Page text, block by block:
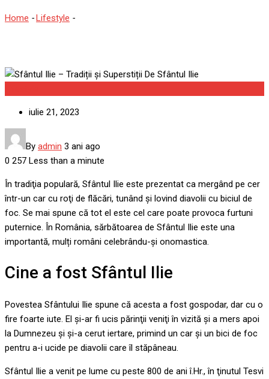
Home -Lifestyle -
iulie 21, 2023
By admin 3 ani ago
0 257 Less than a minute
În tradiţia populară, Sfântul Ilie este prezentat ca mergând pe cer
într-un car cu roţi de flăcări, tunând şi lovind diavolii cu biciul de
foc. Se mai spune că tot el este cel care poate provoca furtuni
puternice. În România, sărbătoarea de Sfântul Ilie este una
importantă, mulți români celebrându-și onomastica.
Cine a fost Sfântul Ilie
Povestea Sfântului Ilie spune că acesta a fost gospodar, dar cu o
fire foarte iute. El şi-ar fi ucis părinţii veniţi în vizită şi a mers apoi
la Dumnezeu şi şi-a cerut iertare, primind un car şi un bici de foc
pentru a-i ucide pe diavolii care îl stăpâneau.
Sfântul Ilie a venit pe lume cu peste 800 de ani î.Hr., în ţinutul Tesvi